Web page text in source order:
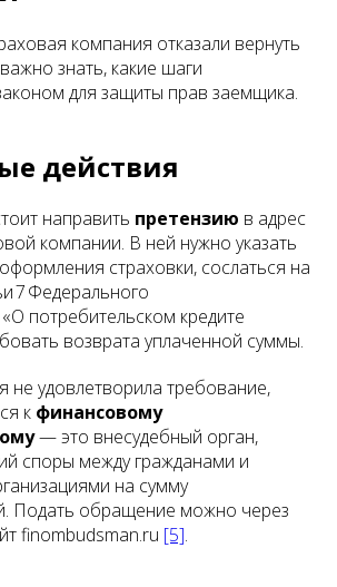
компания отказали вернуть
знать, какие шаги
для защиты прав заемщика.
действия
направить претензию в адрес
компании. В ней нужно указать
страховки, сослаться на
7 Федерального
потребительском кредите
возврата уплаченной суммы.
не удовлетворила требование,
к финансовому
— это внесудебный орган,
споры между гражданами и
на сумму
Подать обращение можно через
finombudsman.ru [5].